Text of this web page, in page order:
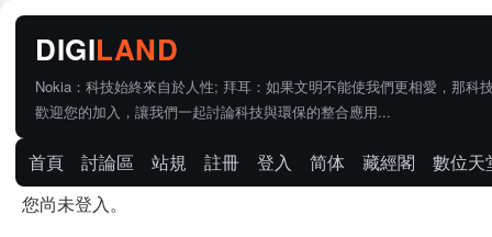
Nokia：科技始終來自於人性; 拜耳：如果文明不能使我們更相愛，那科
歡迎您的加入，讓我們一起討論科技與環保的整合應用...
首頁 討論區 站規 註冊 登入 简体 藏經閣
數位天
您尚未登入。